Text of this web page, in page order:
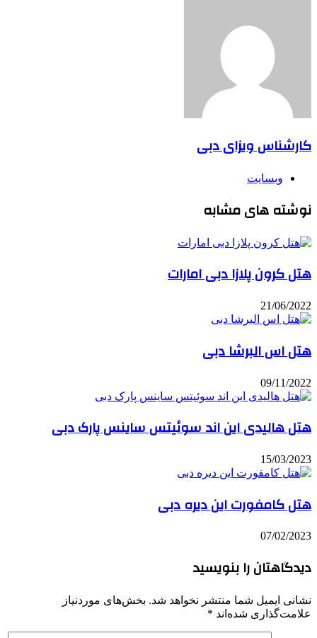
کارشناس ویزای دبی
وبسایت
نوشته های مشابه
هتل کرون پلازا دبی امارات
21/06/2022
هتل اس البرشا دبی
09/11/2022
هتل هالیدی این اند سوئیتس ساینس پارک دبی
15/03/2023
هتل کامفورت این دیره دبی
07/02/2023
دیدگاهتان را بنویسید
نشانی ایمیل شما منتشر نخواهد شد. بخش‌های موردنیاز
علامت‌گذاری شده‌اند *